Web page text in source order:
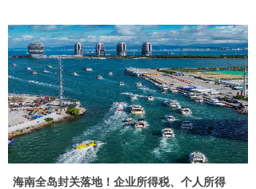
海南全岛封关落地！企业所得税、个人所得